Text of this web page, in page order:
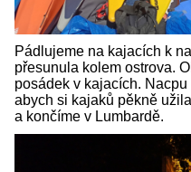
Pádlujeme na kajacích k
přesunula kolem ostrova.
posádek v kajacích.
abych si kajaků pěkně
a končíme v Lumbardě.